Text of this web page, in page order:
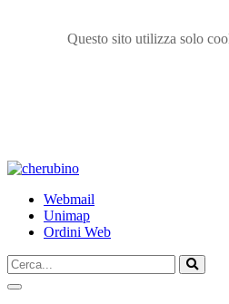
Questo sito utilizza solo
Webmail
Unimap
Ordini Web
Cerca...
Vai